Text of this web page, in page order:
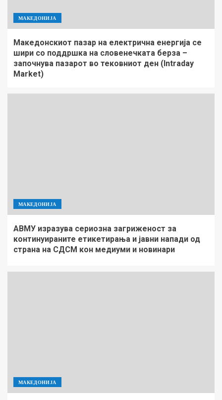
МАКЕДОНИЈА
Македонскиот пазар на електрична енергија се
шири со поддршка на словенечката берза –
започнува пазарот во тековниот ден (Intraday
Market)
МАКЕДОНИЈА
АВМУ изразува сериозна загриженост за
континуираните етикетирања и јавни напади од
страна на СДСМ кон медиуми и новинари
МАКЕДОНИЈА